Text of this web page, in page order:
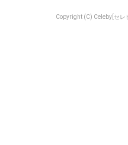
Copyright (C) Celeby[セレ